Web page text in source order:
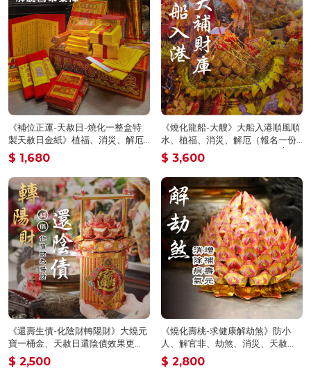
《補位正運-天赦日-燒化一整盒特
製天赦日金紙》植福、消災、解厄
（報名一份可填寫1位）消災解厄│
平安庇佑│植大福澤 │ 燒一對更加靈
驗 │ 加持過爐（名額有限，額滿為
止）代燒
$ 1,680
《燒化龍船-大艘》大船入港順風順
水、植福、消災、解厄（報名一份
可填寫1位）天赦日、消災解厄│ 平
安庇佑｜植大福澤 │手工摺 │ 燒一
對更加靈驗 │ 加持過爐（名額有
限，額滿為止）代燒
$ 3,600
《還壽生債-化陰財轉陽財》大燒元
寶一桶金、天赦日還陰債效果更
佳！植福、消災、解厄（報名一份
可填寫1位）消災解厄│ 平安庇佑｜
$ 2,500
《燒化壽桃-求健康解劫煞》防小
人、解官非、劫煞、消災、天赦
日、神明誕辰更適合（報名一份可
填寫1位）消災解厄│ 平安庇佑｜植
$ 2,800